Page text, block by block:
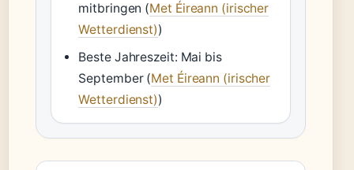
mitbringen (Met Éireann (irischer
Wetterdienst))
Beste Jahreszeit: Mai bis
September (Met Éireann (irischer
Wetterdienst))